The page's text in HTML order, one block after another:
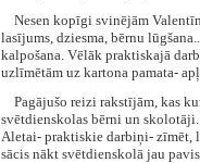
Nesen kopīgi svinējām
lasījums, dziesma, bērnu
kalpošana. Vēlāk praktiskajā
uzlīmētām uz kartona pamata-
Pagājušo reizi rakstījām, kas
svētdienskolas bērni un
Aletai- praktiskie darbiņi- zīmēt,
sācis nākt svētdienskolā jau